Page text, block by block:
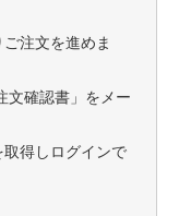
注文を進めま
文確認書」をメー
得しログインで